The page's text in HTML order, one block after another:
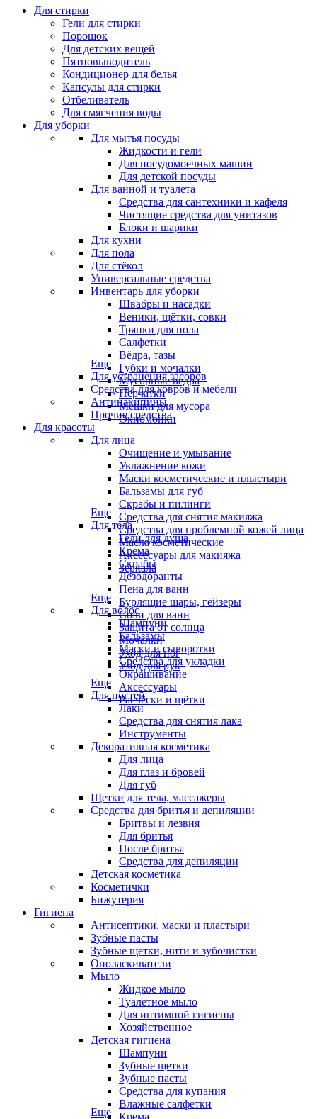
Для стирки
Гели для стирки
Порошок
Для детских вещей
Пятновыводитель
Кондиционер для белья
Капсулы для стирки
Отбеливатель
Для смягчения воды
Для уборки
Для мытья посуды
Жидкости и гели
Для посудомоечных машин
Для детской посуды
Для ванной и туалета
Средства для сантехники и кафеля
Чистящие средства для унитазов
Блоки и шарики
Для кухни
Для пола
Для стёкол
Универсальные средства
Инвентарь для уборки
Швабры и насадки
Веники, щётки, совки
Тряпки для пола
Салфетки
Вёдра, тазы
Губки и мочалки
Мусорные ведра
Перчатки
Мешки для мусора
Окномойки
Еще
Для устранения засоров
Средства для ковров и мебели
Антинакипины
Прочие средства
Для красоты
Для лица
Очищение и умывание
Увлажнение кожи
Маски косметические и плыстыри
Бальзамы для губ
Скрабы и пилинги
Средства для снятия макияжа
Средства для проблемной кожей лица
Масла косметические
Аксессуары для макияжа
Зеркала
Еще
Для тела
Гели для душа
Крема
Скрабы
Дезодоранты
Пена для ванн
Бурлящие шары, гейзеры
Соли для ванн
Защита от солнца
Мочалки
Уход для ног
Уход для рук
Еще
Для волос
Шампуни
Бальзамы
Маски и сыворотки
Средства для укладки
Окрашивание
Аксессуары
Расчёски и щётки
Еще
Для ногтей
Лаки
Средства для снятия лака
Инструменты
Декоративная косметика
Для лица
Для глаз и бровей
Для губ
Щетки для тела, массажеры
Средства для бритья и депиляции
Бритвы и лезвия
Для бритья
После бритья
Средства для депиляции
Детская косметика
Косметички
Бижутерия
Гигиена
Антисептики, маски и пластыри
Зубные пасты
Зубные щетки, нити и зубочистки
Ополаскиватели
Мыло
Жидкое мыло
Туалетное мыло
Для интимной гигиены
Хозяйственное
Детская гигиена
Шампуни
Зубные щетки
Зубные пасты
Средства для купания
Влажные салфетки
Крема
Еще